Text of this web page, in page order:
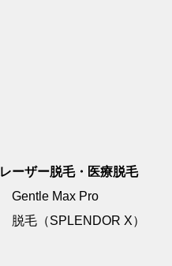
レーザー脱毛・医療脱毛
Gentle Max Pro
脱毛（SPLENDOR X）